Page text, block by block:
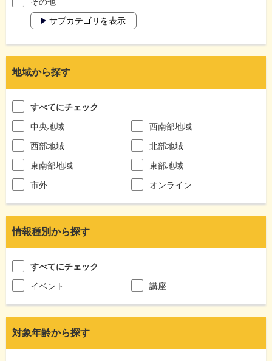
サブカテゴリを表示
地域から探す
すべてにチェック
中央地域
西南部地域
西部地域
北部地域
東南部地域
東部地域
市外
オンライン
情報種別から探す
すべてにチェック
イベント
講座
対象年齢から探す